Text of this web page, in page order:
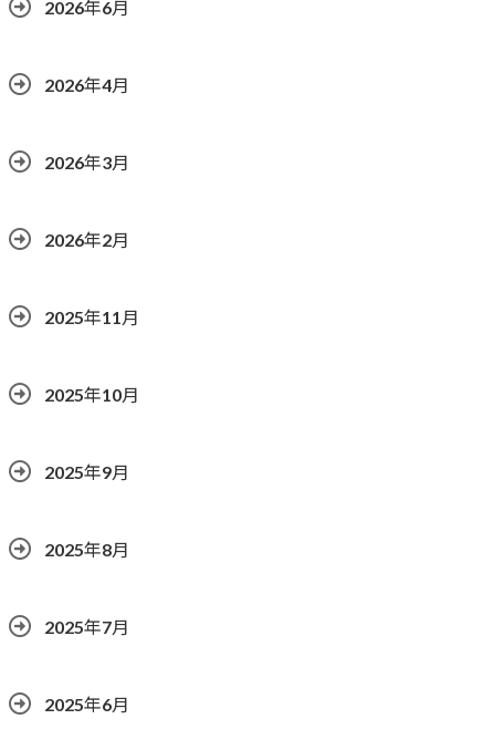
2026年6月
2026年4月
2026年3月
2026年2月
2025年11月
2025年10月
2025年9月
2025年8月
2025年7月
2025年6月